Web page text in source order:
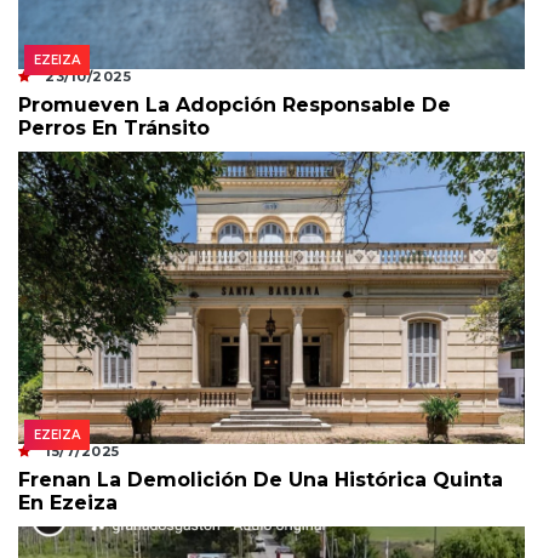
EZEIZA
23/10/2025
Promueven La Adopción Responsable De
Perros En Tránsito
EZEIZA
15/7/2025
Frenan La Demolición De Una Histórica Quinta
En Ezeiza